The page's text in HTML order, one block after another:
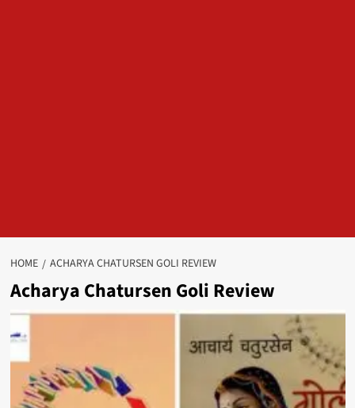
HOME ACHARYA CHATURSEN GOLI REVIEW
Acharya Chatursen Goli Review